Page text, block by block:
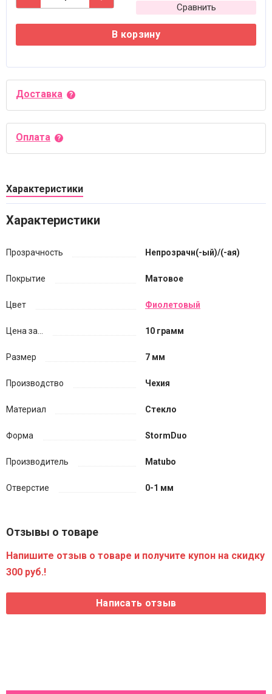
Сравнить
В корзину
Доставка
Оплата
Характеристики
Характеристики
Прозрачность Непрозрачн(-ый)/(-ая)
Покрытие Матовое
Цвет Фиолетовый
Цена за... 10 грамм
Размер 7 мм
Производство Чехия
Материал Стекло
Форма StormDuo
Производитель Matubo
Отверстие 0-1 мм
Отзывы о товаре
Напишите отзыв о товаре и получите купон на скидку
300 руб.!